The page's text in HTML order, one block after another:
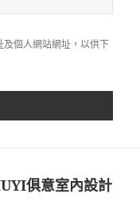
個人網站網址，以供下
俱意室內設計